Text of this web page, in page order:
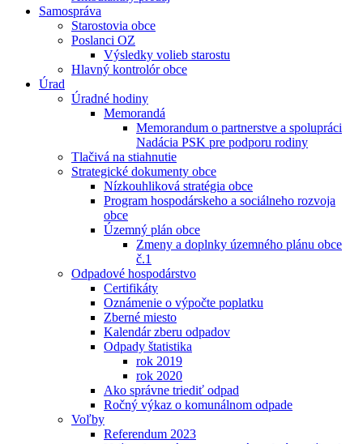
Samospráva
Starostovia obce
Poslanci OZ
Výsledky volieb starostu
Hlavný kontrolór obce
Úrad
Úradné hodiny
Memorandá
Memorandum o partnerstve a spolupráci
Nadácia PSK pre podporu rodiny
Tlačivá na stiahnutie
Strategické dokumenty obce
Nízkouhliková stratégia obce
Program hospodárskeho a sociálneho rozvoja
obce
Územný plán obce
Zmeny a doplnky územného plánu obce
č.1
Odpadové hospodárstvo
Certifikáty
Oznámenie o výpočte poplatku
Zberné miesto
Kalendár zberu odpadov
Odpady štatistika
rok 2019
rok 2020
Ako správne triediť odpad
Ročný výkaz o komunálnom odpade
Voľby
Referendum 2023